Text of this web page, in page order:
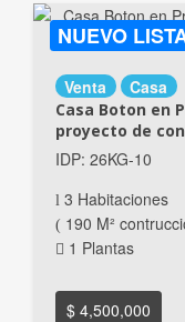
NUEVO
Venta Casa
Casa Boton en
proyecto de
IDP: 26KG-10
3 Habitaciones
190 M²
1 Plantas
$ 4,500,000